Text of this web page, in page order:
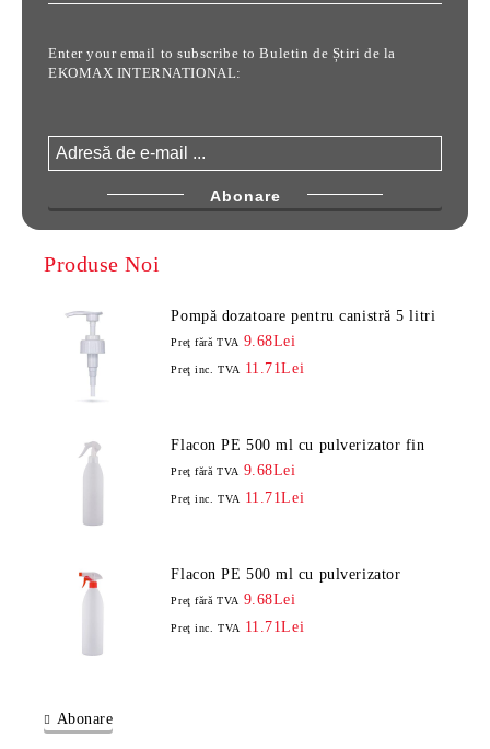
Enter your email to subscribe to Buletin de Știri de la
EKOMAX INTERNATIONAL:
Produse Noi
Pompă dozatoare pentru canistră 5 litri
Preţ fără TVA 9.68Lei
Preţ inc. TVA 11.71Lei
Flacon PE 500 ml cu pulverizator fin
Preţ fără TVA 9.68Lei
Preţ inc. TVA 11.71Lei
Flacon PE 500 ml cu pulverizator
Preţ fără TVA 9.68Lei
Preţ inc. TVA 11.71Lei
Abonare